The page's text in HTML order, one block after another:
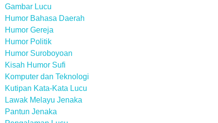
Gambar Lucu
Humor Bahasa Daerah
Humor Gereja
Humor Politik
Humor Suroboyoan
Kisah Humor Sufi
Komputer dan Teknologi
Kutipan Kata-Kata Lucu
Lawak Melayu Jenaka
Pantun Jenaka